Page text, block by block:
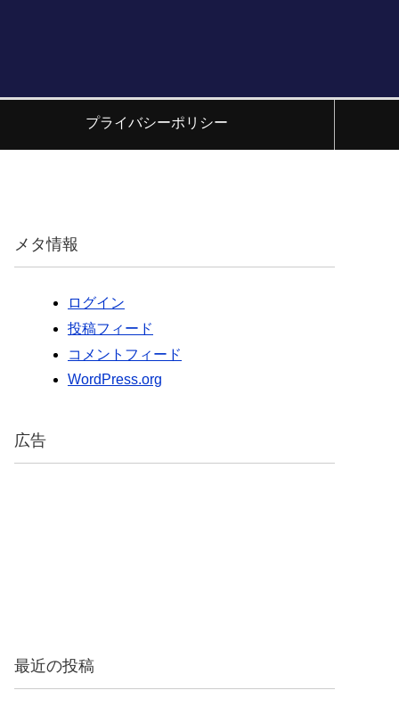
プライバシーポリシー
メタ情報
ログイン
投稿フィード
コメントフィード
WordPress.org
広告
最近の投稿